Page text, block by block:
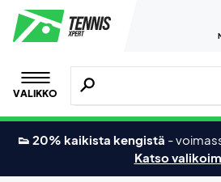
VALIKKO
Hae tuotteita, merkkejä
👟 20% kaikista kengistä -
Katso